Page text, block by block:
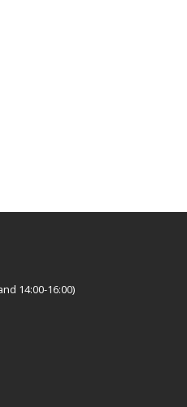
14:00-16:00)